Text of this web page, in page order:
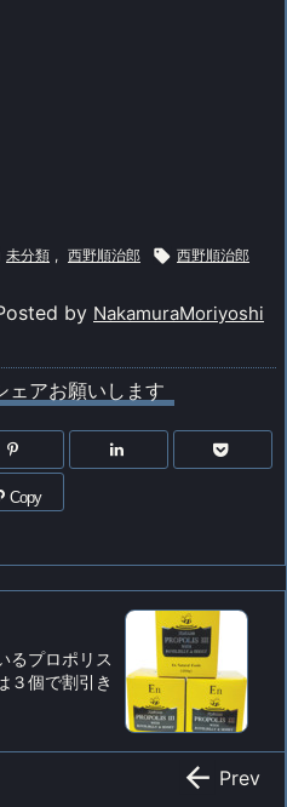
未分類 , 西野順治郎  西野順治郎
by NakamuraMoriyoshi
ェアお願いします
Copy
るプロポリス
３個で割引き
 Prev